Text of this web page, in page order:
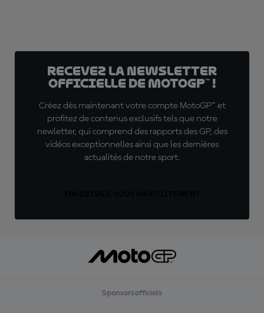
Recevez la Newsletter
officielle de MotoGP™ !
Créez dès maintenant votre compte MotoGP™ et
profitez de contenus exclusifs tels que notre
newletter, qui comprend des rapports des GP, des
vidéos exceptionnelles ainsi que les dernières
actualités de notre sport.
Sponsors officiels